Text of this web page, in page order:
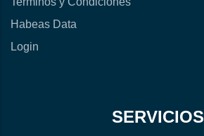
Habeas Data
Login
SERVICIOS